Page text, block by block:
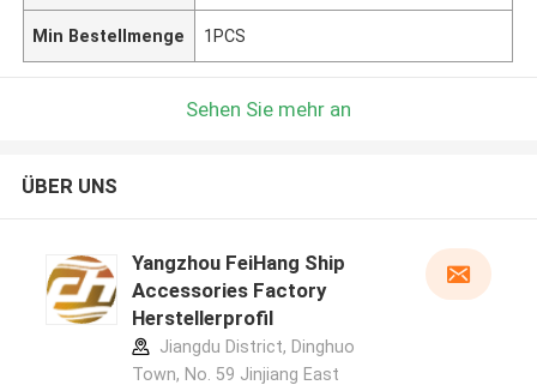
Min Bestellmenge 1PCS
Sehen Sie mehr an
ÜBER UNS
Yangzhou FeiHang Ship
Accessories Factory
Herstellerprofil
Jiangdu District, Dinghuo
Town, No. 59 Jinjiang East